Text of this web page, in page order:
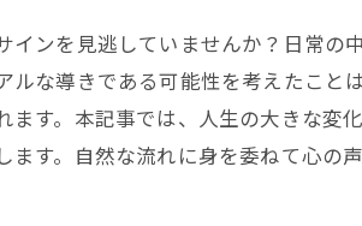
インを見逃していませんか？日常の
ルな導きである可能性を考えたこ
ます。本記事では、人生の大きな
ます。自然な流れに身を委ねて心の